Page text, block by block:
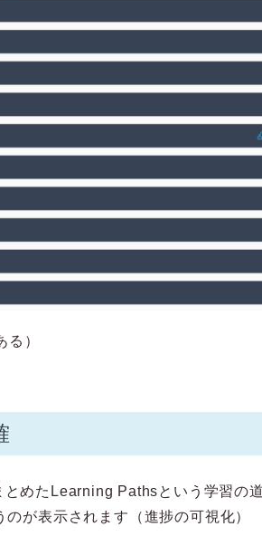
）
めたLearning Pathsという学習の
が表示されます（進捗の可視化）